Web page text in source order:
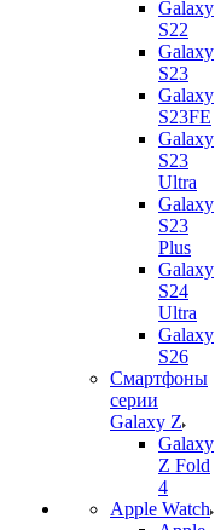
Galaxy
S22
Galaxy
S23
Galaxy
S23FE
Galaxy
S23
Ultra
Galaxy
S23
Plus
Galaxy
S24
Ultra
Galaxy
S26
Смартфоны
серии
Galaxy Z
Galaxy
Z Fold
4
Apple Watch